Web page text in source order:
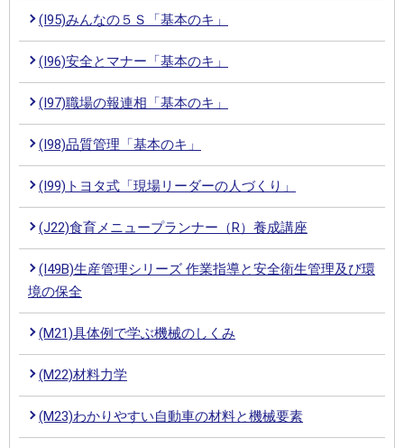
(I95)みんなの５Ｓ「基本のキ」
(I96)安全とマナー「基本のキ」
(I97)職場の報連相「基本のキ」
(I98)品質管理「基本のキ」
(I99)トヨタ式「現場リーダーの人づくり」
(J22)食育メニュープランナー（R）養成講座
(I49B)生産管理シリーズ 作業指導と安全衛生管理及び環
境の保全
(M21)具体例で学ぶ機械のしくみ
(M22)材料力学
(M23)わかりやすい自動車の材料と機械要素